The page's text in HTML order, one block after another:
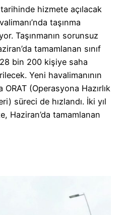
hizmete açılacak
taşınma
Taşınmanın sorunsuz
tamamlanan sınıf
bin 200 kişiye saha
Yeni havalimanının
ORAT (Operasyona Hazırlık
süreci de hızlandı. İki yıl
Haziran’da tamamlanan